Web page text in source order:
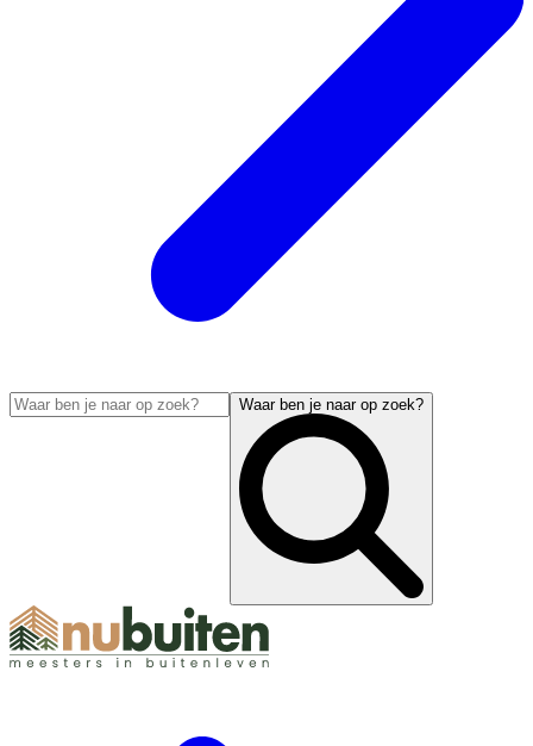
Waar ben je naar op zoek?